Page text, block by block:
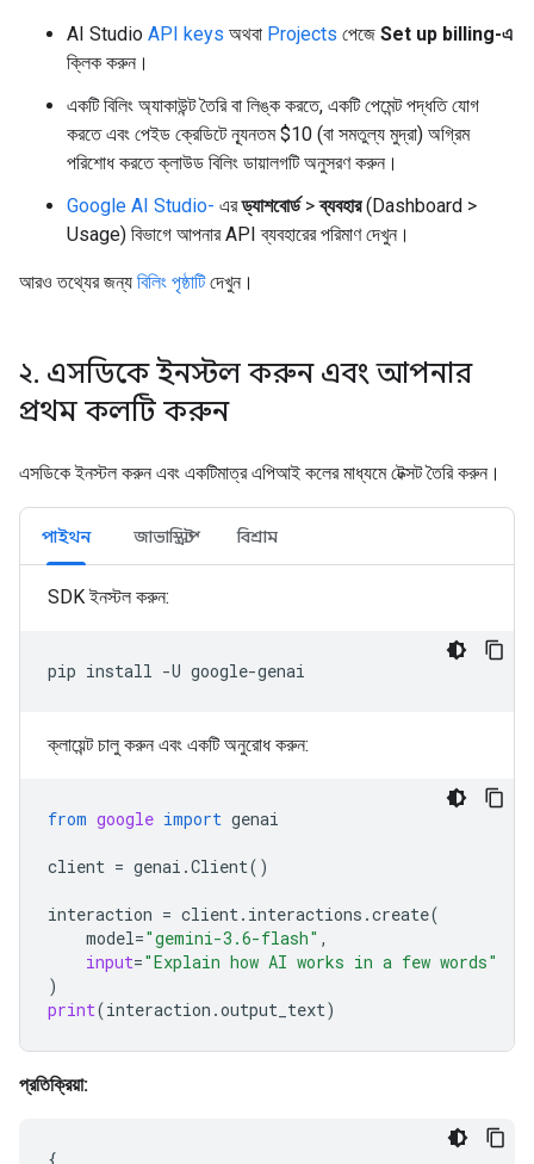
AI Studio API keys অথবা Projects পেজে Set up billing-এ
ক্লিক করুন।
একটি বিলিং অ্যাকাউন্ট তৈরি বা লিঙ্ক করতে, একটি পেমেন্ট পদ্ধতি যোগ
করতে এবং পেইড ক্রেডিটে ন্যূনতম $10 (বা সমতুল্য মুদ্রা) অগ্রিম
পরিশোধ করতে ক্লাউড বিলিং ডায়ালগটি অনুসরণ করুন।
Google AI Studio- এরড্যাশবোর্ড>ব্যবহার(Dashboard >
Usage) বিভাগে আপনার API ব্যবহারের পরিমাণ দেখুন।
আরও তথ্যের জন্য বিলিং পৃষ্ঠাটিদেখুন।
২. এসডিকে ইনস্টল করুন এবং আপনার
প্রথম কলটি করুন
এসডিকে ইনস্টল করুন এবং একটিমাত্র এপিআই কলের মাধ্যমে টেক্সট তৈরি করুন।
পাইথন জাভাস্ক্রিপ্ট বিশ্রাম
SDK ইনস্টল করুন:
pip install -U
ক্লায়েন্ট চালু করুন এবং একটি অনুরোধ করুন:
from google import genai
client = genai .Client()
interaction = client. interactions .create(
model="gemini-3.6-flash" ,
input="Explain how AI works in a few words"
)
print(interaction .output_text)
প্রতিক্রিয়া:
{